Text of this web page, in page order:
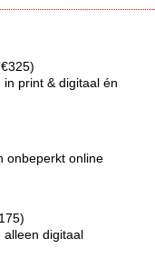
print & digitaal én
onbeperkt online
alleen digitaal